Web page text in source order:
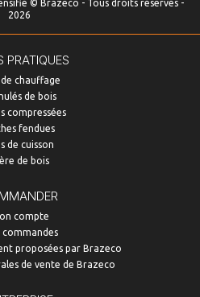
© Brazeco - Tous droits réservés -
2026
PRATIQUES
de chauffage
de bois
compressées
fendues
de cuisson
de bois
compte
commandes
proposées par Brazeco
de vente de Brazeco